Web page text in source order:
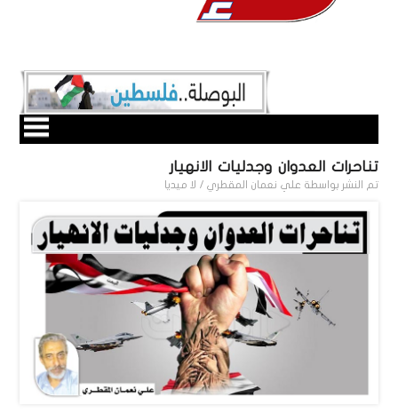
تناحرات العدوان وجدليات الانهيار
تم النشر بواسطة علي نعمان المقطري / لا ميديا